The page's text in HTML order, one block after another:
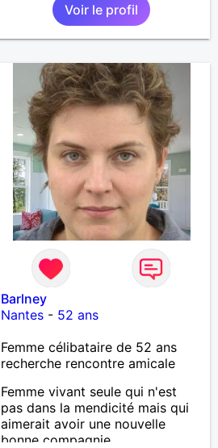
Voir le profil
Barlney
Nantes- 52 ans
Femme célibataire de 52 ans
recherche rencontre amicale
Femme vivant seule qui n'est
pas dans la mendicité mais qui
aimerait avoir une nouvelle
bonne compagnie.